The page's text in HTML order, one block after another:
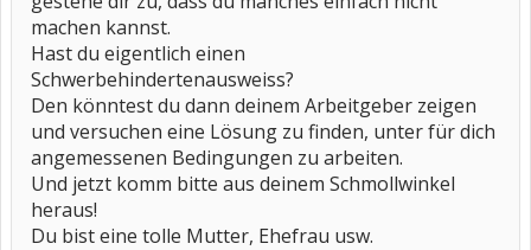
machen kannst.
Hast du eigentlich einen
Schwerbehindertenausweiss?
Den könntest du dann deinem Arbeitgeber zeigen
und versuchen eine Lösung zu finden, unter für dich
angemessenen Bedingungen zu arbeiten.
Und jetzt komm bitte aus deinem Schmollwinkel
heraus!
Du bist eine tolle Mutter, Ehefrau usw.